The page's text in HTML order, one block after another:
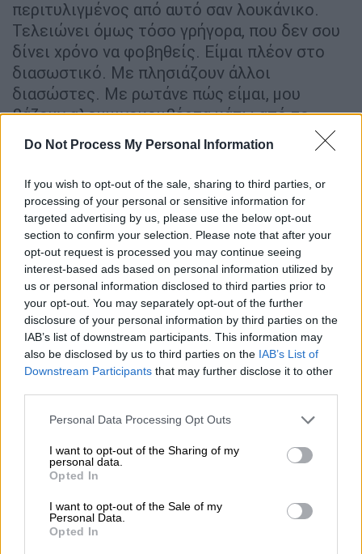
Do Not Process My Personal Information
If you wish to opt-out of the sale, sharing to third parties, or
processing of your personal or sensitive information for
targeted advertising by us, please use the below opt-out
section to confirm your selection. Please note that after your
opt-out request is processed you may continue seeing
interest-based ads based on personal information utilized by
us or personal information disclosed to third parties prior to
your opt-out. You may separately opt-out of the further
disclosure of your personal information by third parties on the
IAB’s list of downstream participants. This information may
also be disclosed by us to third parties on the IAB’s List of
Downstream Participants that may further disclose it to other
Please note that this website/app uses one or more Google
not limited to your visit or usage behaviour. You may click to
grant or deny consent to Google and its third-party tags to
use your data for below specified purposes in below Google
consent section.
Personal Data Processing Opt Outs
I want to opt-out of the Sharing of my
personal data.
Opted In
I want to opt-out of the Sale of my
Personal Data.
Opted In
περιτυλιγμένος από αυτό σαν λουκάνικο.
Τελειώνει όμως τόσο γρήγορα, που δεν σου
δίνει χρόνο να φοβηθείς. Είμαι πλέον στο
διασωστικό. Με πλησιάζουν άλλοι
διασώστες. Με ρωτάνε πώς είμαι, μου
βάζουν αλουμινοκουβέρτα κάτω από το
σωσίβιο και στα πόδια. Ζεσταίνομαι» είπε
περιγράφοντας τις τελευταίες στιγμές της
διάσωσής του ο εθελοντής και απόφοιτος
του Τμήματος Ιωαννίνων Βασίλης Ράπτης.